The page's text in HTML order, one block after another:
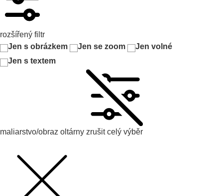
rozšířený filtr
Jen s obrázkem
Jen se zoom
Jen volné
Jen s textem
maliarstvo/obraz oltárny zrušit celý výběr